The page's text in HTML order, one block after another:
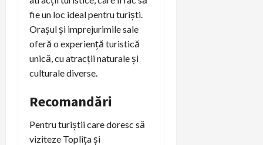
fie un loc ideal pentru turiști.
Orașul și imprejurimile sale
oferă o experiență turistică
unică, cu atracții naturale și
culturale diverse.
Recomandări
Pentru turiștii care doresc să
viziteze Toplița și